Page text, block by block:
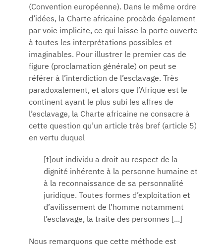
(Convention européenne). Dans le même ordre
d’idées, la Charte africaine procède également
par voie implicite, ce qui laisse la porte ouverte
à toutes les interprétations possibles et
imaginables. Pour illustrer le premier cas de
figure (proclamation générale) on peut se
référer à l’interdiction de l’esclavage. Très
paradoxalement, et alors que l’Afrique est le
continent ayant le plus subi les affres de
l’esclavage, la Charte africaine ne consacre à
cette question qu’un article très bref (article 5)
en vertu duquel
[t]out individu a droit au respect de la
dignité inhérente à la personne humaine et
à la reconnaissance de sa personnalité
juridique. Toutes formes d’exploitation et
d’avilissement de l’homme notamment
l’esclavage, la traite des personnes [...]
Nous remarquons que cette méthode est